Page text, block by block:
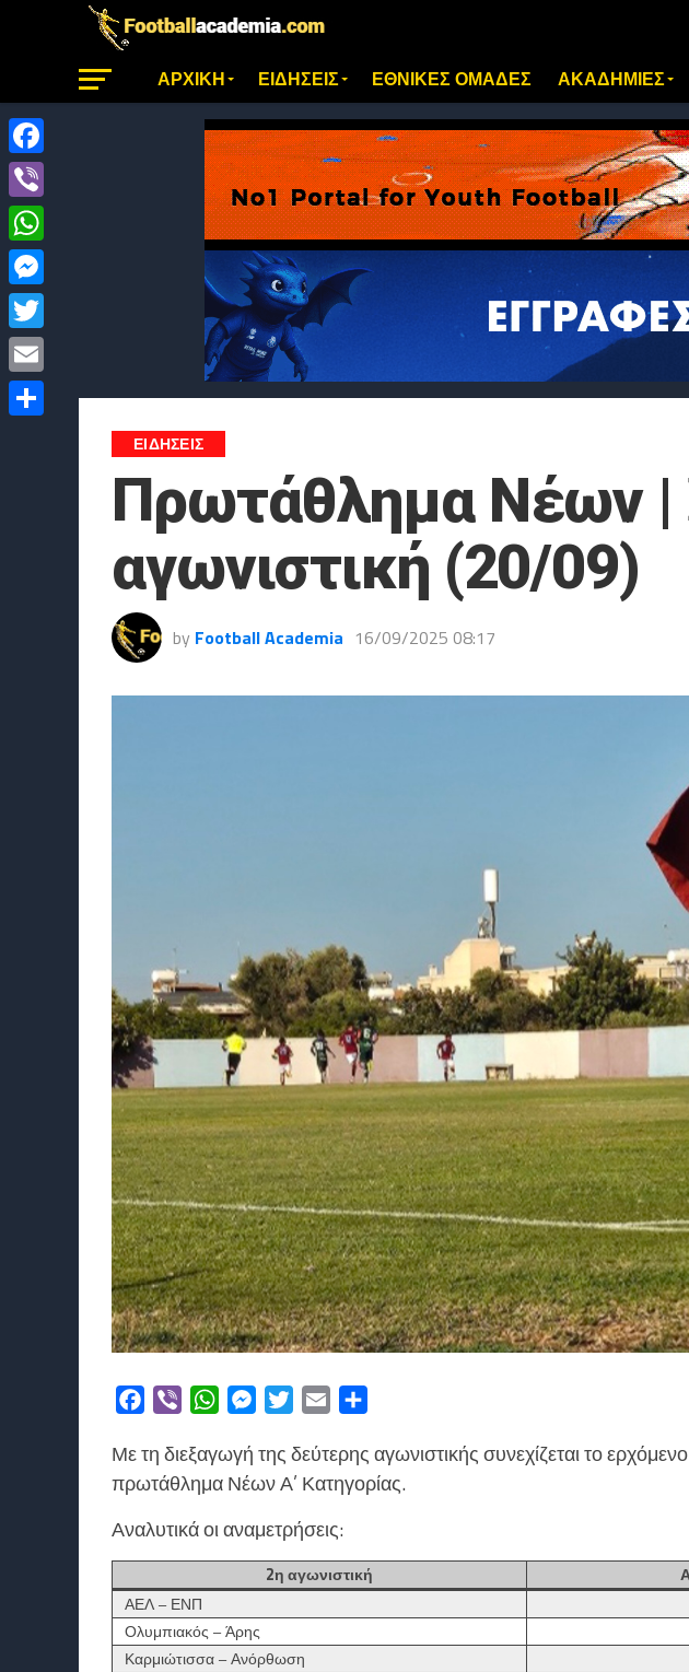
ΑΡΧΙΚΗ ΕΙΔΗΣΕΙΣ ΕΘΝΙΚΕΣ ΟΜΑΔΕΣ ΑΚΑΔΗΜΙΕΣ
ΕΙΔΗΣΕΙΣ
Πρωτάθλημα Νέων |
αγωνιστική (20/09)
by Football Academia 16/09/2025 08:17
Facebook
Viber WhatsAppMessengerTwitterEmail
Με τη διεξαγωγή της δεύτερης αγωνιστικής συνεχίζεται το
πρωτάθλημα Νέων Α’ Κατηγορίας.
Αναλυτικά οι αναμετρήσεις:
2η αγωνιστική
ΑΕΛ – ΕΝΠ
Ολυμπιακός – Άρης
Καρμιώτισσα – Ανόρθωση
Facebook
Viber
WhatsApp
Messenger
Twitter
Email